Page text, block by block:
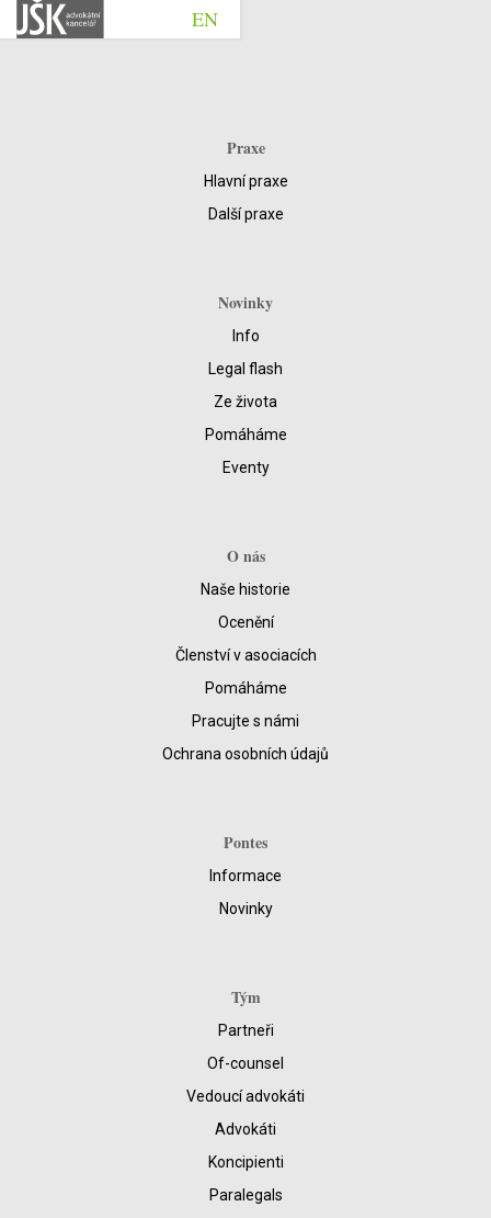
EN
Praxe
Hlavní praxe
Další praxe
Novinky
Info
Legal flash
Ze života
Pomáháme
Eventy
O nás
Naše historie
Ocenění
Členství v asociacích
Pomáháme
Pracujte s námi
Ochrana osobních údajů
Pontes
Informace
Novinky
Tým
Partneři
Of-counsel
Vedoucí advokáti
Advokáti
Koncipienti
Paralegals